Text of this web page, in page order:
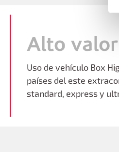
Alto valor
Uso de vehículo Box
países del este
standard, express y